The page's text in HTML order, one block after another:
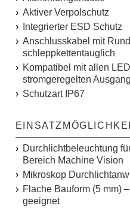
Aktiver Verpolschutz
Integrierter ESD Schutz
Anschlusskabel mit
schleppkettentauglich
Kompatibel mit allen
stromgeregelten Ausgang
Schutzart IP67
Durchlichtbeleuchtung
Bereich Machine Vision
Mikroskop
Flache Bauform (5 mm)
geeignet